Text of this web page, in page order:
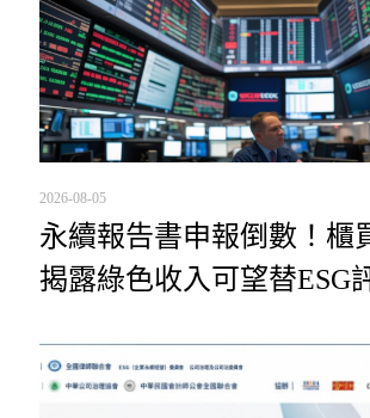
2026-08-05
永續報告書申報倒數！櫃
揭露綠色收入可望替ESG